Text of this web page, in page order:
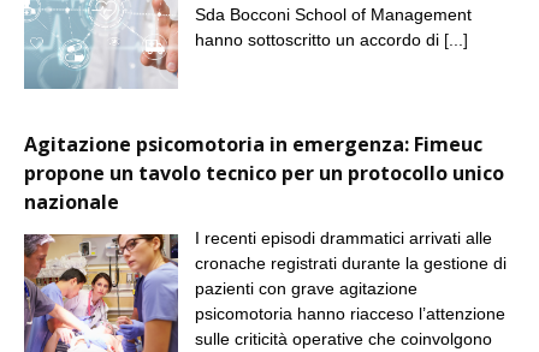
Sda Bocconi School of Management
hanno sottoscritto un accordo di [...]
Agitazione psicomotoria in emergenza: Fimeuc
propone un tavolo tecnico per un protocollo unico
nazionale
I recenti episodi drammatici arrivati alle
cronache registrati durante la gestione di
pazienti con grave agitazione
psicomotoria hanno riacceso l’attenzione
sulle criticità operative che coinvolgono